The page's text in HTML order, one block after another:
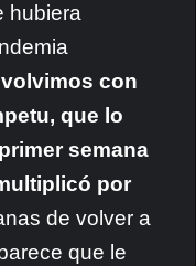
hubiera
volvimos con
que lo
semana
por
de volver a
que le